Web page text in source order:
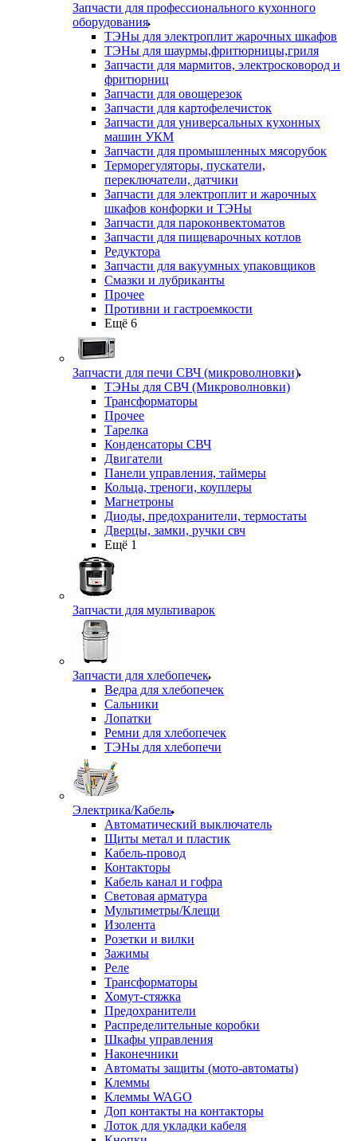
Запчасти для профессионального кухонного
оборудования
ТЭНы для электроплит жарочных шкафов
ТЭНы для шаурмы,фритюрницы,гриля
Запчасти для мармитов, электросковород и
фритюрниц
Запчасти для овощерезок
Запчасти для картофелечисток
Запчасти для универсальных кухонных
машин УКМ
Запчасти для промышленных мясорубок
Терморегуляторы, пускатели,
переключатели, датчики
Запчасти для электроплит и жарочных
шкафов конфорки и ТЭНы
Запчасти для пароконвектоматов
Запчасти для пищеварочных котлов
Редуктора
Запчасти для вакуумных упаковщиков
Смазки и лубриканты
Прочее
Противни и гастроемкости
Ещё 6
Запчасти для печи СВЧ (микроволновки)
ТЭНы для СВЧ (Микроволновки)
Трансформаторы
Прочее
Тарелка
Конденсаторы СВЧ
Двигатели
Панели управления, таймеры
Кольца, треноги, коуплеры
Магнетроны
Диоды, предохранители, термостаты
Дверцы, замки, ручки свч
Ещё 1
Запчасти для мультиварок
Запчасти для хлебопечек
Ведра для хлебопечек
Сальники
Лопатки
Ремни для хлебопечек
ТЭНы для хлебопечи
Электрика/Кабель
Автоматический выключатель
Щиты метал и пластик
Кабель-провод
Контакторы
Кабель канал и гофра
Световая арматура
Мультиметры/Клещи
Изолента
Розетки и вилки
Зажимы
Реле
Трансформаторы
Хомут-стяжка
Предохранители
Распределительные коробки
Шкафы управления
Наконечники
Автоматы защиты (мото-автоматы)
Клеммы
Клеммы WAGO
Доп контакты на контакторы
Лоток для укладки кабеля